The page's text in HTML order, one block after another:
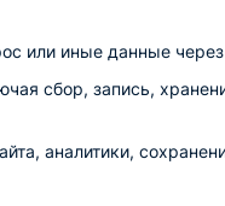
или иные данные через
сбор, запись,
аналитики,